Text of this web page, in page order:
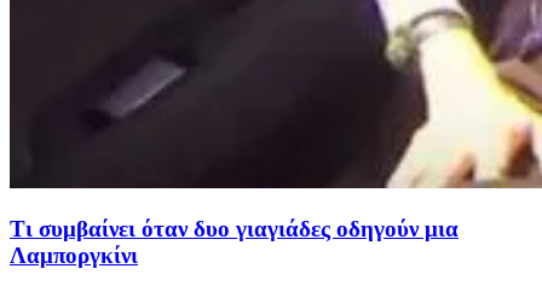
Τι συμβαίνει όταν δυο γιαγιάδες οδηγούν μια
Λαμποργκίνι